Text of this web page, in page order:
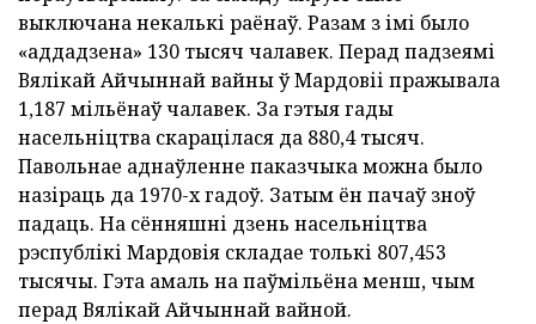
выключана некалькі раёнаў. Разам з імі было
«аддадзена» 130 тысяч чалавек. Перад падзеямі
Вялікай Айчыннай вайны ў Мардовіі пражывала
1,187 мільёнаў чалавек. За гэтыя гады
насельніцтва скарацілася да 880,4 тысяч.
Павольнае аднаўленне паказчыка можна было
назіраць да 1970-х гадоў. Затым ён пачаў зноў
падаць. На сённяшні дзень насельніцтва
рэспублікі Мардовія складае толькі 807,453
тысячы. Гэта амаль на паўмільёна менш, чым
перад Вялікай Айчыннай вайной.